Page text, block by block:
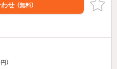
せ （無料）
）